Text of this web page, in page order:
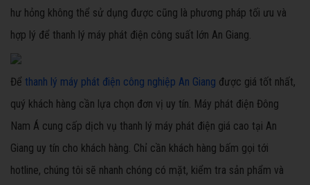
hư hỏng không thể sử dụng được cũng là phương pháp tối ưu và
hợp lý để thanh lý máy phát điện công suất lớn An Giang.
Để thanh lý máy phát điện công nghiệp An Giang được giá tốt nhất,
quý khách hàng cần lựa chọn đơn vị uy tín. Máy phát điện Đông
Nam Á cung cấp dịch vụ thanh lý máy phát điện giá cao tại An
Giang uy tín cho khách hàng. Chỉ cần khách hàng bấm gọi tới
hotline, chúng tôi sẽ nhanh chóng có mặt, kiểm tra sản phẩm và